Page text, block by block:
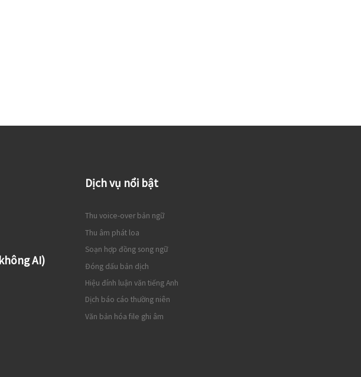
AI)
Dịch vụ nổi bật
Thu voice-over bản ngữ
Thu âm phát loa
Soạn hợp đồng song ngữ
Đóng dấu bản dịch
Hiệu đính luận văn tiếng Anh
Dịch báo cáo thường niên
Văn bản hóa file ghi âm